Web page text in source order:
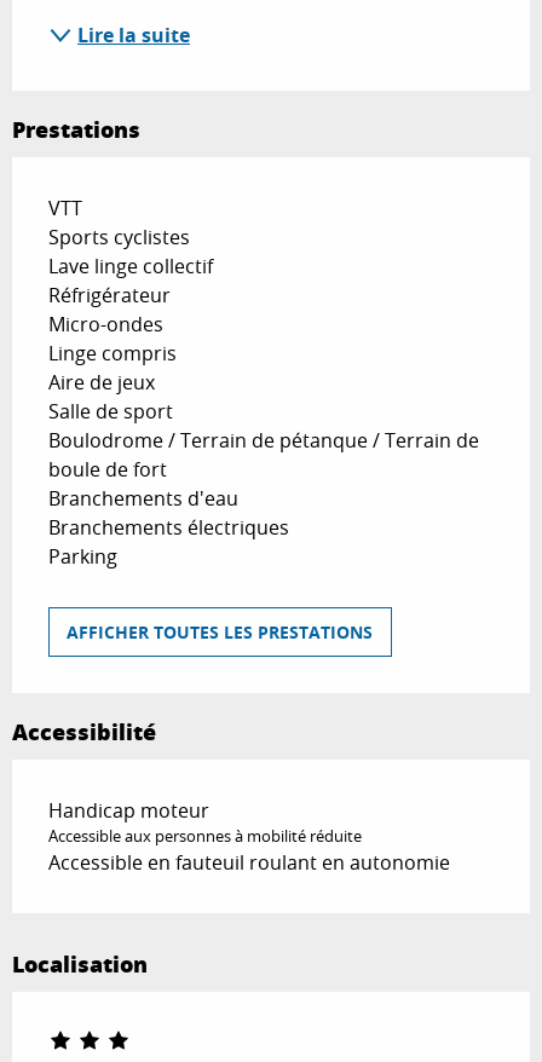
Lire la suite
Prestations
VTT
Sports cyclistes
Lave linge collectif
Réfrigérateur
Micro-ondes
Linge compris
Aire de jeux
Salle de sport
Boulodrome / Terrain de pétanque / Terrain de
boule de fort
Branchements d'eau
Branchements électriques
Parking
AFFICHER TOUTES LES PRESTATIONS
Accessibilité
Handicap moteur
Accessible aux personnes à mobilité réduite
Accessible en fauteuil roulant en autonomie
Localisation